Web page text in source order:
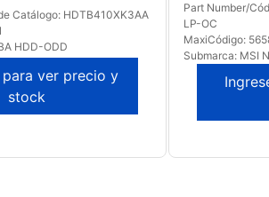
Catálogo: HDTB410XK3AA
HDD-ODD
para ver precio y
stock
Part Number/
LP-OC
MaxiCódigo:
Submarca: MSI